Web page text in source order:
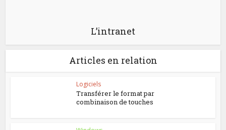
L’intranet
Articles en relation
Logiciels
Transférer le format par
combinaison de touches